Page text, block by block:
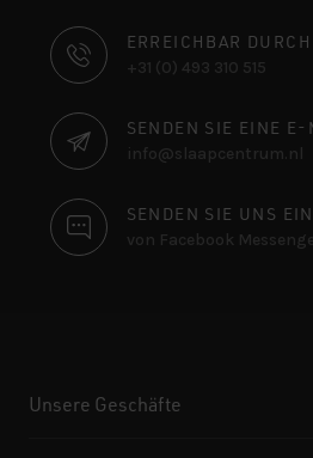
ERREICHBAR DURCH
+31 (0) 493 310 515
SENDEN SIE EINE E-
info@slaapcentrum.nl
SENDEN SIE UNS
von Facebook
Unsere Geschäfte